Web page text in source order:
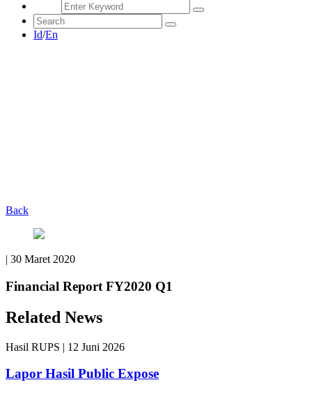
Id/En
Back
| 30 Maret 2020
Financial Report FY2020 Q1
Related News
Hasil RUPS | 12 Juni 2026
Lapor Hasil Public Expose